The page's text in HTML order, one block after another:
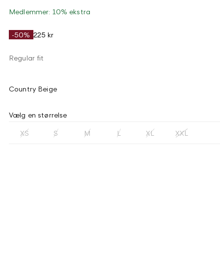
Medlemmer: 10% ekstra
-50% 225 kr
Regular fit
Country Beige
Vælg en størrelse
XS S M L XL XXL